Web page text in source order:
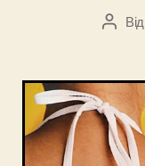
Автор
Від